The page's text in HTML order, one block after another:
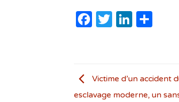
Facebook
Twitter
Victime d’un accident
esclavage moderne, un